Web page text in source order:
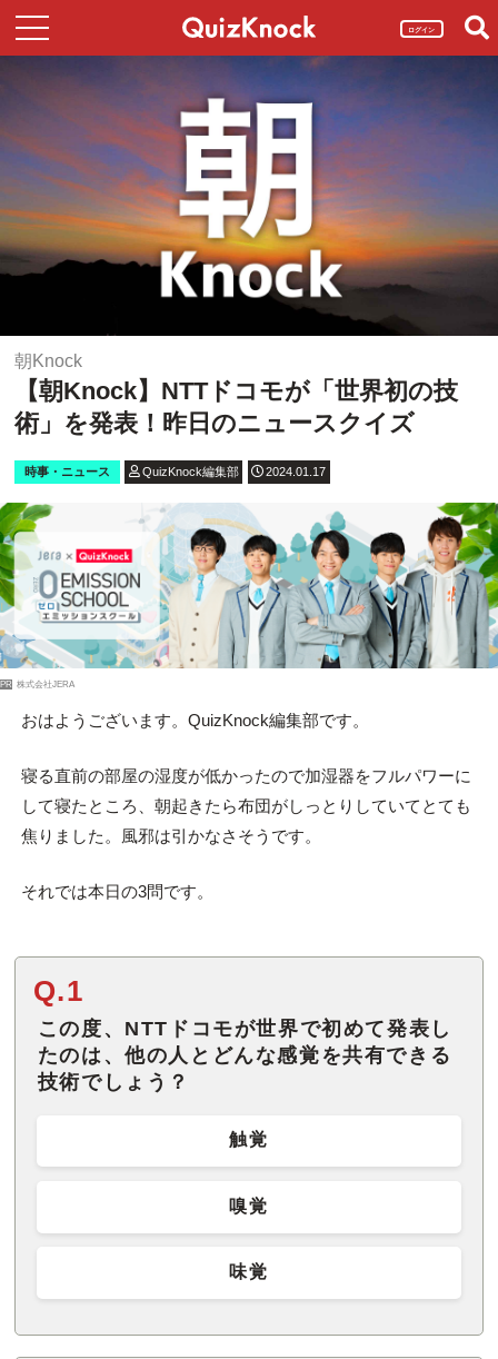
ログイン
朝Knock
【朝Knock】NTTドコモが「世界初の技
術」を発表！昨日のニュースクイズ
時事・ニュース QuizKnock編集部 2024.01.17
PR 株式会社JERA
おはようございます。QuizKnock編集部です。
寝る直前の部屋の湿度が低かったので加湿器をフルパワーに
して寝たところ、朝起きたら布団がしっとりしていてとても
焦りました。風邪は引かなさそうです。
それでは本日の3問です。
Q.1
この度、NTTドコモが世界で初めて発表し
たのは、他の人とどんな感覚を共有できる
技術でしょう？
触覚
嗅覚
味覚